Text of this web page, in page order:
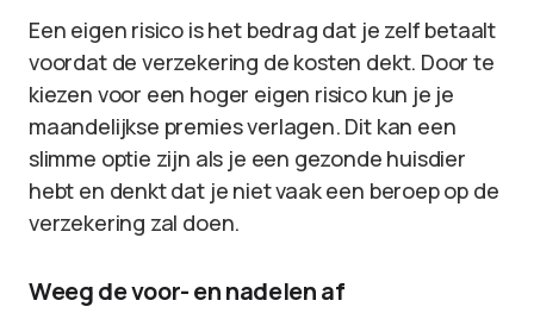
Een eigen risico is het bedrag dat je zelf betaalt
voordat de verzekering de kosten dekt. Door te
kiezen voor een hoger eigen risico kun je je
maandelijkse premies verlagen. Dit kan een
slimme optie zijn als je een gezonde huisdier
hebt en denkt dat je niet vaak een beroep op de
verzekering zal doen.
Weeg de voor- en nadelen af